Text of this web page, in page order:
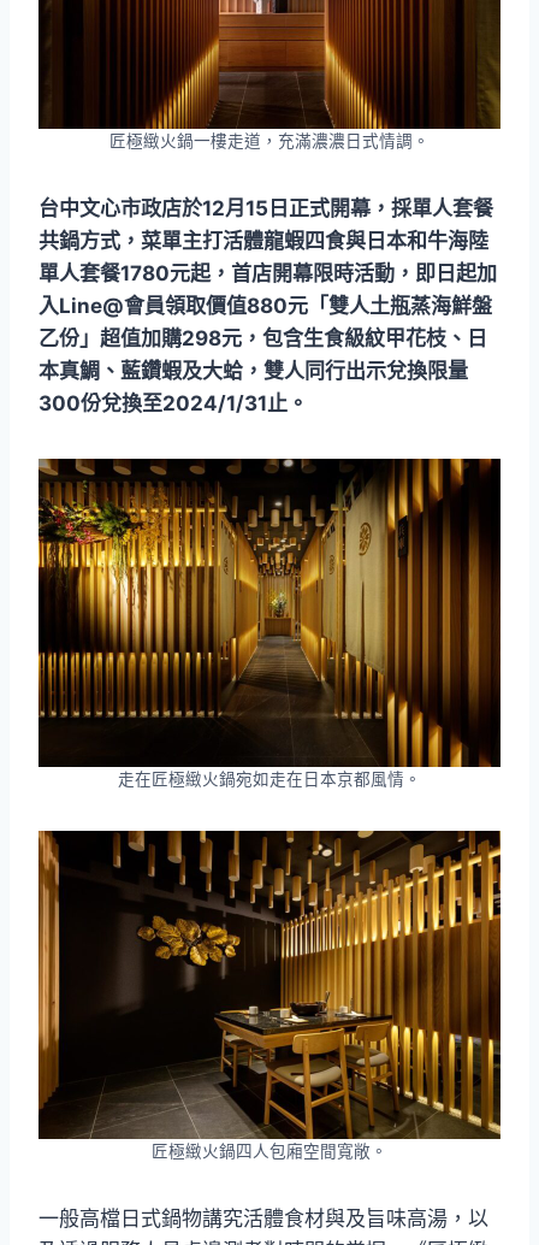
匠極緻火鍋一樓走道，充滿濃濃日式情調。
台中文心市政店於12月15日正式開幕，採單人套餐
共鍋方式，菜單主打活體龍蝦四食與日本和牛海陸
單人套餐1780元起，首店開幕限時活動，即日起加
入Line@會員領取價值880元「雙人土瓶蒸海鮮盤
乙份」超值加購298元，包含生食級紋甲花枝、日
本真鯛、藍鑽蝦及大蛤，雙人同行出示兌換限量
300份兌換至2024/1/31止。
走在匠極緻火鍋宛如走在日本京都風情。
匠極緻火鍋四人包廂空間寬敞。
一般高檔日式鍋物講究活體食材與及旨味高湯，以